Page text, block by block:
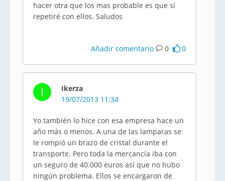
hacer otra que los mas probable es que sí
repetiré con ellos. Saludos
Añadir comentario 0 0
I
Ikerza
19/07/2013 11:34
Yo también lo hice con esa empresa hace un
año más o menos. A una de las lamparas se
le rompió un brazo de cristal durante el
transporte. Pero toda la mercancía iba con
un seguro de 40.000 euros así que no hubo
ningún problema. Ellos se encargaron de